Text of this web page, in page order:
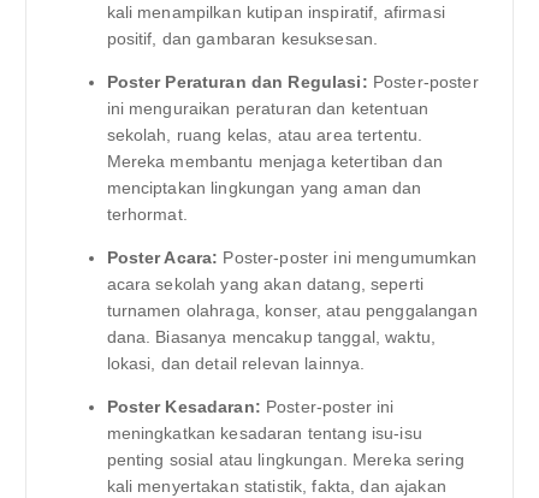
kali menampilkan kutipan inspiratif, afirmasi
positif, dan gambaran kesuksesan.
Poster Peraturan dan Regulasi: Poster-poster
ini menguraikan peraturan dan ketentuan
sekolah, ruang kelas, atau area tertentu.
Mereka membantu menjaga ketertiban dan
menciptakan lingkungan yang aman dan
terhormat.
Poster Acara: Poster-poster ini mengumumkan
acara sekolah yang akan datang, seperti
turnamen olahraga, konser, atau penggalangan
dana. Biasanya mencakup tanggal, waktu,
lokasi, dan detail relevan lainnya.
Poster Kesadaran: Poster-poster ini
meningkatkan kesadaran tentang isu-isu
penting sosial atau lingkungan. Mereka sering
kali menyertakan statistik, fakta, dan ajakan